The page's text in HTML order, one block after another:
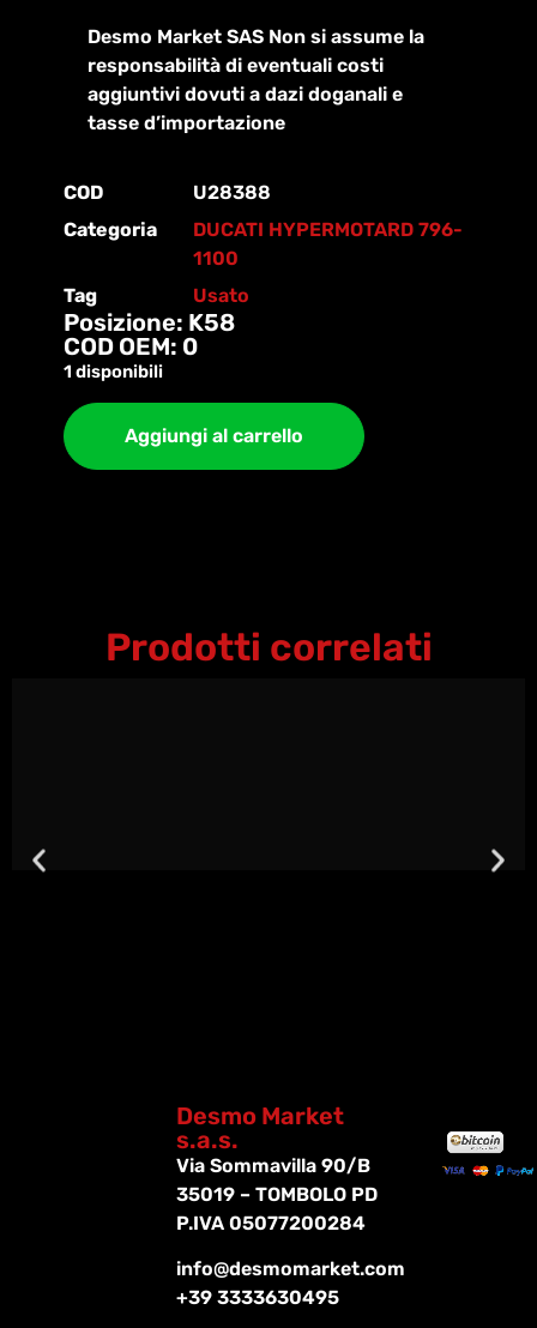
Desmo Market SAS Non si assume la
responsabilità di eventuali costi
aggiuntivi dovuti a dazi doganali e
tasse d’importazione
COD
U28388
Categoria
DUCATI HYPERMOTARD 796-
1100
Tag
Usato
Posizione: K58
COD OEM: 0
1 disponibili
Aggiungi al carrello
Prodotti correlati
Desmo Market
s.a.s.
Via Sommavilla 90/B
35019 – TOMBOLO PD
P.IVA 05077200284
info@desmomarket.com
+39 3333630495